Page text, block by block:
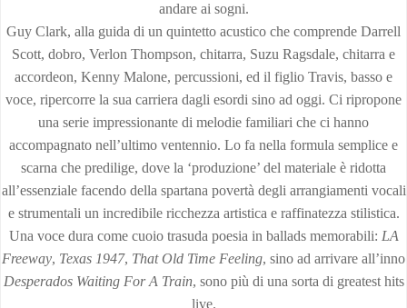
andare ai sogni.
Guy Clark, alla guida di un quintetto acustico che comprende Darrell
Scott, dobro, Verlon Thompson, chitarra, Suzu Ragsdale, chitarra e
accordeon, Kenny Malone, percussioni, ed il figlio Travis, basso e
voce, ripercorre la sua carriera dagli esordi sino ad oggi. Ci ripropone
una serie impressionante di melodie familiari che ci hanno
accompagnato nell’ultimo ventennio. Lo fa nella formula semplice e
scarna che predilige, dove la ‘produzione’ del materiale è ridotta
all’essenziale facendo della spartana povertà degli arrangiamenti vocali
e strumentali un incredibile ricchezza artistica e raffinatezza stilistica.
Una voce dura come cuoio trasuda poesia in ballads memorabili: LA
Freeway, Texas 1947, That Old Time Feeling, sino ad arrivare all’inno
Desperados Waiting For A Train, sono più di una sorta di greatest hits
live.